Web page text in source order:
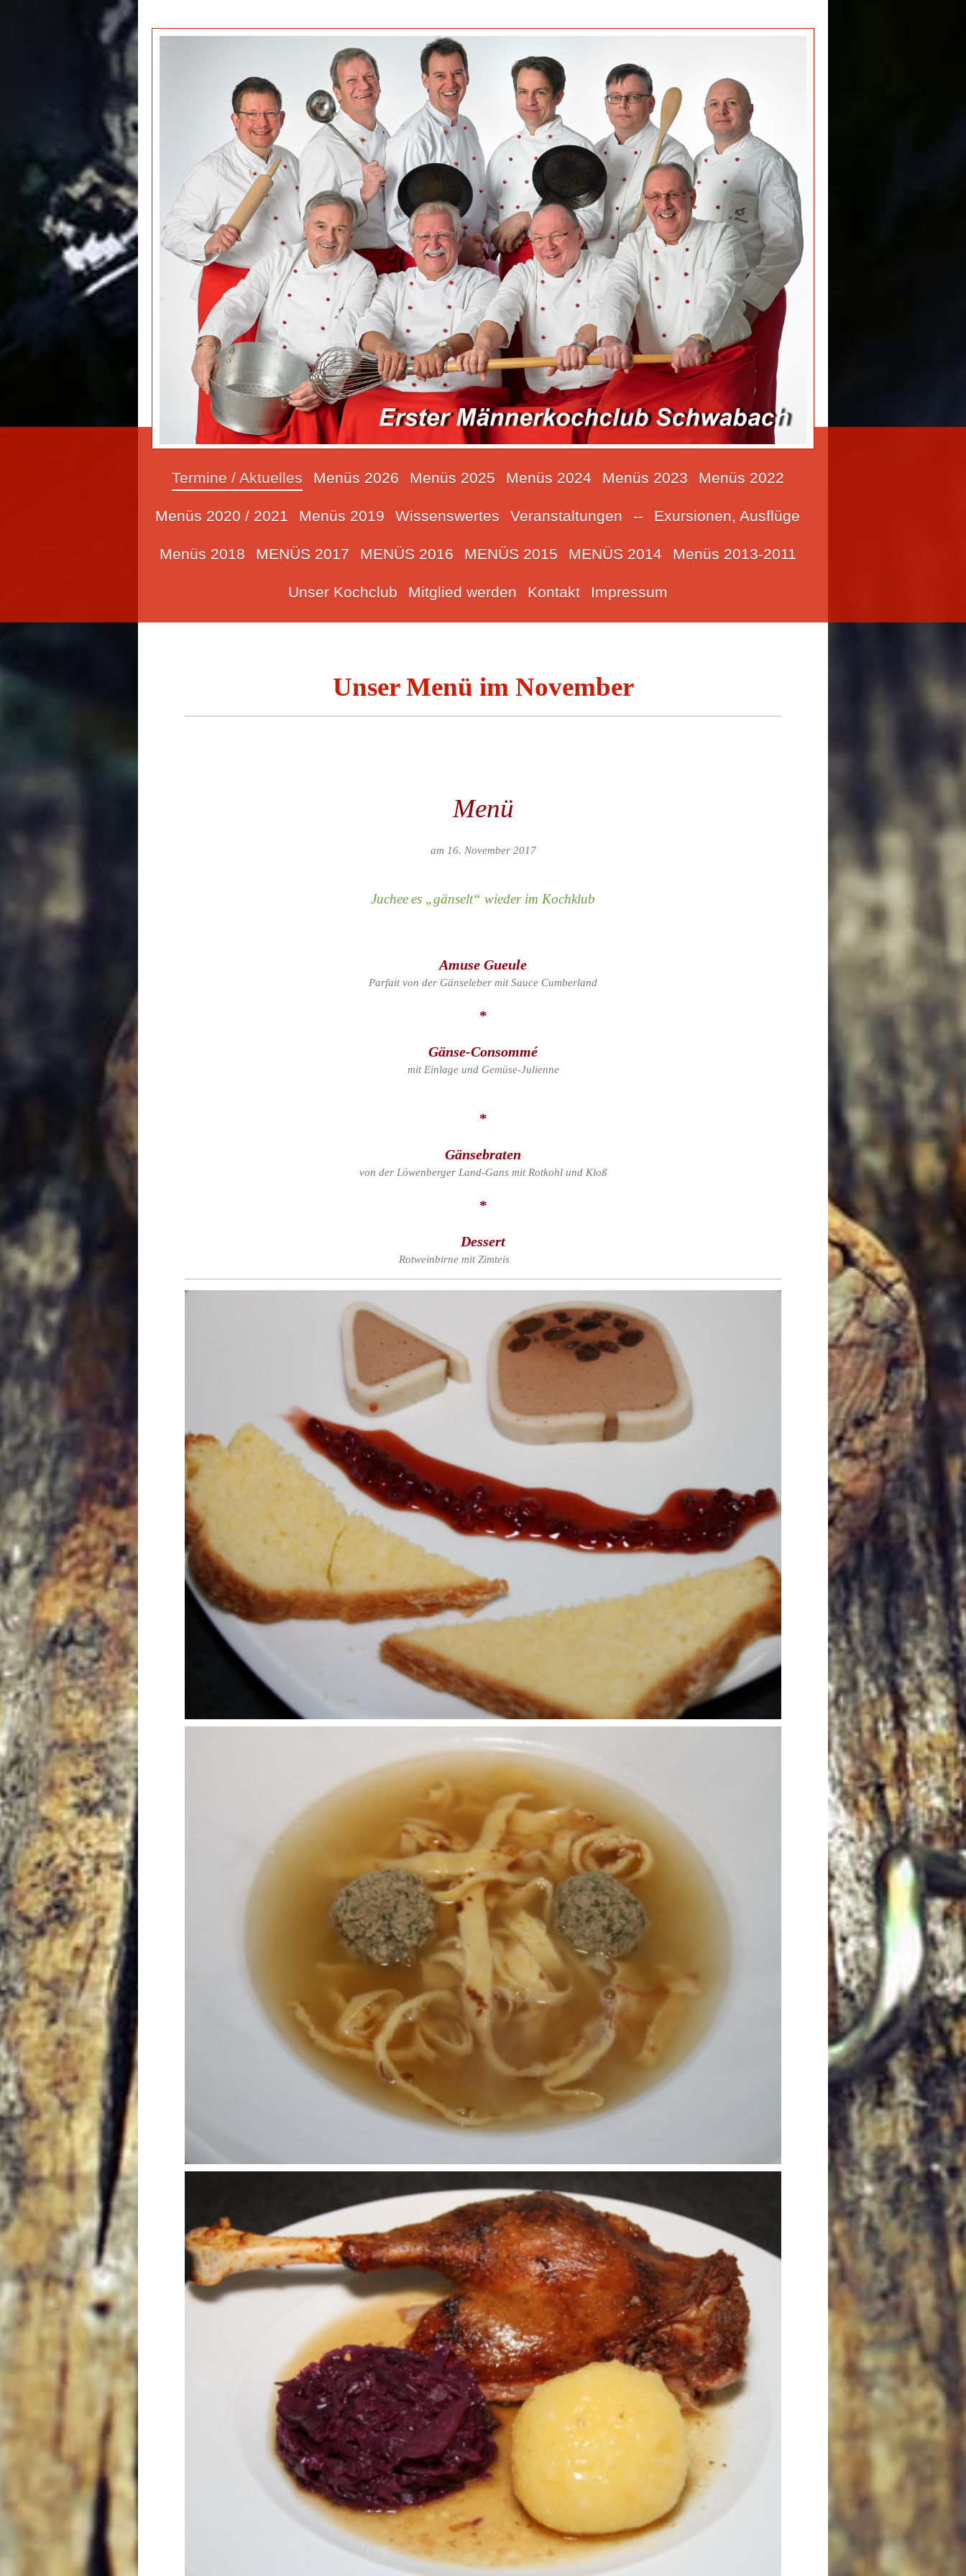
Termine / Aktuelles Menüs 2026 Menüs 2025 Menüs 2024 Menüs 2023 Menüs 2022
Menüs 2020 / 2021 Menüs 2019 Wissenswertes Veranstaltungen -- Exursionen, Ausflüge
Menüs 2018 MENÜS 2017 MENÜS 2016 MENÜS 2015 MENÜS 2014 Menüs 2013-2011
Unser Kochclub Mitglied werden Kontakt Impressum
Unser Menü im November
Menü
am 16. November 2017
Jucheees „gänselt“ wieder im Kochklub
Amuse Gueule
Parfait von der Gänseleber mit Sauce Cumberland
*
Gänse-Consommé
mit Einlage und Gemüse-Julienne
*
Gänsebraten
von der Löwenberger Land-Gans mit Rotkohl und Kloß
*
Dessert
Rotweinbirne mit Zimteis